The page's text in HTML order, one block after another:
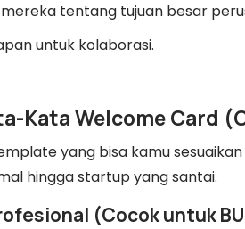
tentang tujuan besar
untuk kolaborasi.
Kata Welcome Card
yang bisa kamu
hingga startup yang santai.
(Cocok untuk